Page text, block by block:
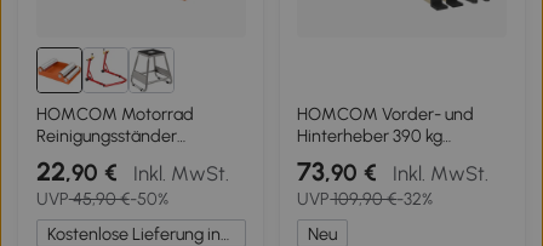
HOMCOM Motorrad
Reinigungsständer
Rollenständer Rad
Drehhilfe Fahrrad <485 lb &
Reifenbreite <180 mm
Orange
22,90 € Inkl. MwSt.
UVP45,90 €-50%
HOMCOM Vorder- und
Hinterheber 390 kg
Werkstattständer Motorrad
verstellbarer Stahlarm, U-
+ L-Gabel, schwarz
73,90 € Inkl. MwSt.
UVP109,90 €-32%
Neu